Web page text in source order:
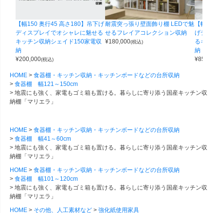
【幅150 奥行45 高さ180】吊下げ
ディスプレイでオシャレに魅せる
キッチン収納シェイド150家電収
納
¥200,000(税込)
耐震突っ張り壁面飾り棚 LEDで魅
せるフレイアコレクション収納
¥180,000(税込)
【幅
げディ
るキッ
納
¥85,000
HOME
食器棚・キッチン収納・キッチンボードなどの台所収納
食器棚 幅121～150cm
地震にも強く、家電もゴミ箱も置ける。暮らしに寄り添う国産キッチン収
納棚「マリエラ」
HOME
食器棚・キッチン収納・キッチンボードなどの台所収納
食器棚 幅41～60cm
地震にも強く、家電もゴミ箱も置ける。暮らしに寄り添う国産キッチン収
納棚「マリエラ」
HOME
食器棚・キッチン収納・キッチンボードなどの台所収納
食器棚 幅101～120cm
地震にも強く、家電もゴミ箱も置ける。暮らしに寄り添う国産キッチン収
納棚「マリエラ」
HOME
その他、人工素材など 強化紙使用家具